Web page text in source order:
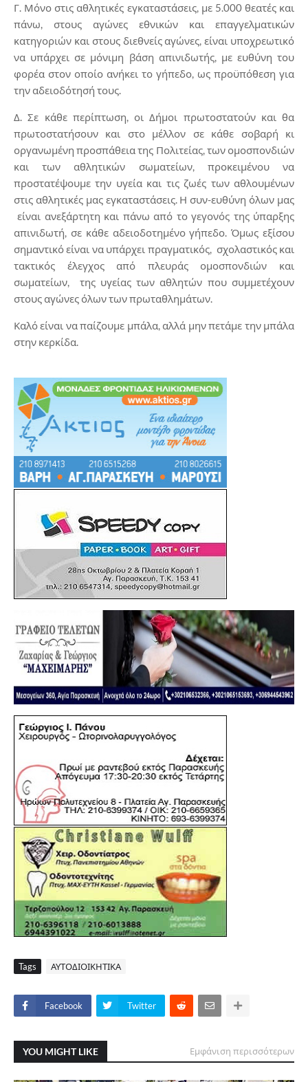
Γ. Μόνο στις αθλητικές εγκαταστάσεις, με 5.000 θεατές και
πάνω, στους αγώνες εθνικών και επαγγελματικών
κατηγοριών και στους διεθνείς αγώνες, είναι υποχρεωτικό
να υπάρχει σε μόνιμη βάση απινιδωτής, με ευθύνη του
φορέα στον οποίο ανήκει το γήπεδο, ως προϋπόθεση για
την αδειοδότησή τους.
Δ. Σε κάθε περίπτωση, οι Δήμοι πρωτοστατούν και θα
πρωτοστατήσουν και στο μέλλον σε κάθε σοβαρή κι
οργανωμένη προσπάθεια της Πολιτείας, των ομοσπονδιών
και των αθλητικών σωματείων, προκειμένου να
προστατέψουμε την υγεία και τις ζωές των αθλουμένων
στις αθλητικές μας εγκαταστάσεις. Η συν-ευθύνη όλων μας
είναι ανεξάρτητη και πάνω από το γεγονός της ύπαρξης
απινιδωτή, σε κάθε αδειοδοτημένο γήπεδο. Όμως εξίσου
σημαντικό είναι να υπάρχει πραγματικός, σχολαστικός και
τακτικός έλεγχος από πλευράς ομοσπονδιών και
σωματείων, της υγείας των αθλητών που συμμετέχουν
στους αγώνες όλων των πρωταθλημάτων.
Καλό είναι να παίζουμε μπάλα, αλλά μην πετάμε την μπάλα
στην κερκίδα.
Tags ΑΥΤΟΔΙΟΙΚΗΤΙΚΑ
Facebook Twitter
YOU MIGHT LIKE Εμφάνιση περισσότερων